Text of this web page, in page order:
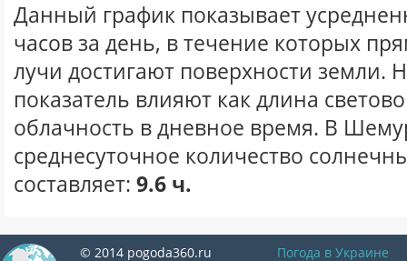
Данный график показывает
часов за день, в течение которых
лучи достигают поверхности земли.
показатель влияют как длина
облачность в дневное время. В
среднесуточное количество
составляет: 9.6 ч.
© 2014 pogoda360.ru
Погода в Украине